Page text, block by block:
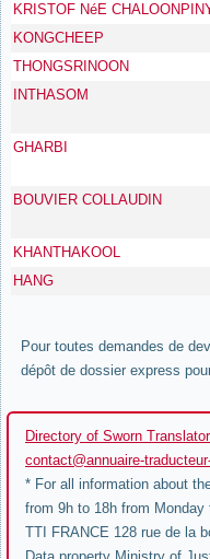
KRISTOF NéE
KONGCHEEP
THONGSRINOON
INTHASOM
GHARBI
BOUVIER COLLAUDIN
KHANTHAKOOL
HANG
Pour toutes demandes de
dépôt de dossier express
Directory of Sworn
contact@annuaire-
* For all information about
from 9h to 18h from Monday
TTI FRANCE 128 rue de la